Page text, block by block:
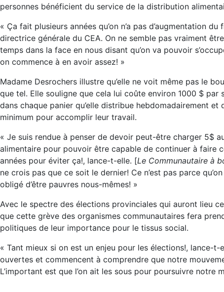
personnes bénéficient du service de la distribution
« Ça fait plusieurs années qu’on n’a pas d’augmentation
directrice générale du CEA. On ne semble pas vraiment
temps dans la face en nous disant qu’on va pouvoir
on commence à en avoir assez! »
Madame Desrochers illustre qu’elle ne voit même pas le
que tel. Elle souligne que cela lui coûte environ 1000 $ par
dans chaque panier qu’elle distribue hebdomadairement
minimum pour accomplir leur travail.
« Je suis rendue à penser de devoir peut-être charger 5$
alimentaire pour pouvoir être capable de continuer à faire
années pour éviter ça!, lance-t-elle. [Le Communautaire à
ne crois pas que ce soit le dernier! Ce n’est pas parce
obligé d’être pauvres nous-mêmes! »
Avec le spectre des élections provinciales qui auront lieu
que cette grève des organismes communautaires fera
politiques de leur importance pour le tissus social.
« Tant mieux si on est un enjeu pour les élections!, lance-
ouvertes et commencent à comprendre que notre
L’important est que l’on ait les sous pour poursuivre notre